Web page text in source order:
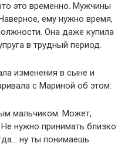
это временно. Мужчины
ему нужно время,
Она даже купила
в трудный период.
изменения в сыне и
с Мариной об этом:
мальчиком. Может,
нужно принимать близко
ну ты понимаешь.